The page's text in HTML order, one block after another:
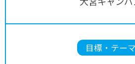
目標・テーマ